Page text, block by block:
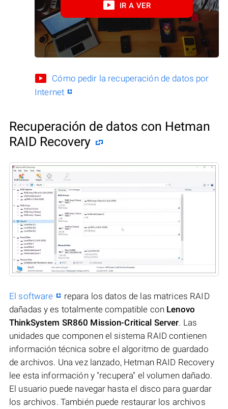
IR A VER
Cómo pedir la recuperación de datos por
Internet
Recuperación de datos con Hetman
RAID Recovery
El software
repara los datos de las matrices RAID
dañadas y es totalmente compatible con Lenovo
ThinkSystem SR860 Mission-Critical Server. Las
unidades que componen el sistema RAID contienen
información técnica sobre el algoritmo de guardado
de archivos. Una vez lanzado, Hetman RAID Recovery
lee esta información y "recupera" el volumen dañado.
El usuario puede navegar hasta el disco para guardar
los archivos. También puede restaurar los archivos